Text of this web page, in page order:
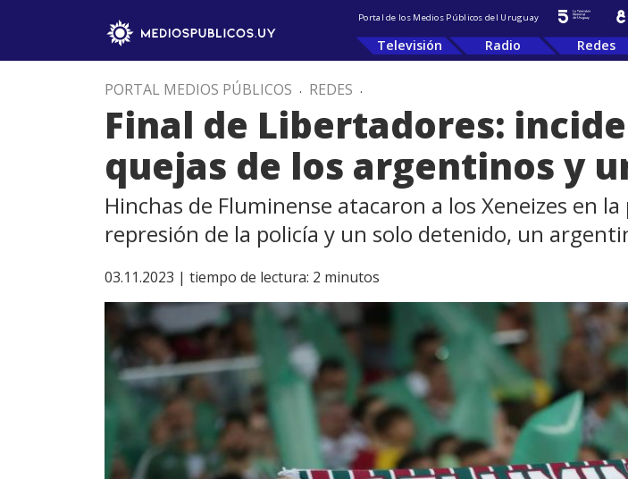
Portal de los Medios Públicos del Uruguay
Televisión Radio Redes
PORTAL MEDIOS PÚBLICOS . REDES .
Final de Libertadores:
quejas de los argentinos y
Hinchas de Fluminense atacaron a los Xeneizes en
represión de la policía y un solo detenido, un
03.11.2023 | tiempo de lectura: 2 minutos